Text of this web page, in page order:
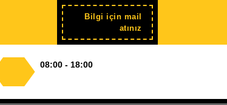
Bilgi için mail
atınız Şimdi
kayıt
08:00 - 18:00